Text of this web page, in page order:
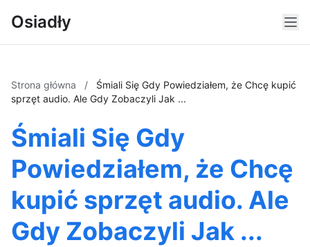
Osiadły
Strona główna /
Śmiali Się Gdy Powiedziałem, że Chcę kupić
sprzęt audio. Ale Gdy Zobaczyli Jak ...
Śmiali Się Gdy
Powiedziałem, że Chcę
kupić sprzęt audio. Ale
Gdy Zobaczyli Jak ...